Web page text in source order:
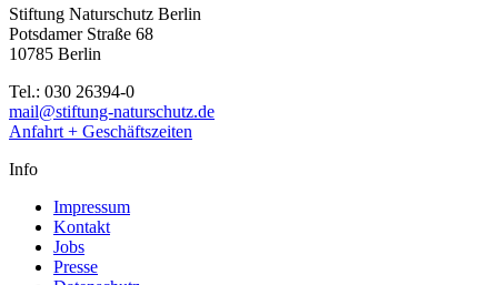
Stiftung Naturschutz Berlin
Potsdamer Straße 68
10785 Berlin
Tel.: 030 26394-0
mail@stiftung-naturschutz.de
Anfahrt + Geschäftszeiten
Info
Impressum
Kontakt
Jobs
Presse